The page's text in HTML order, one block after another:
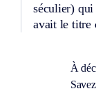
séculier) qui
avait le titre
À